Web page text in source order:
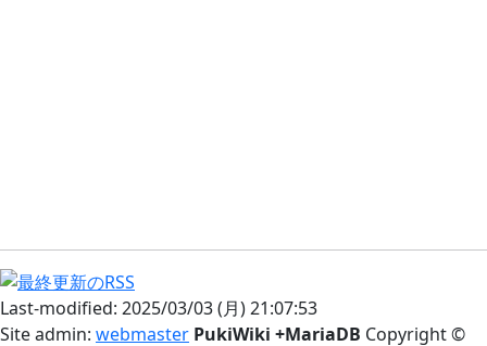
Last-modified: 2025/03/03 (月) 21:07:53
Site admin: webmaster PukiWiki +MariaDB Copyright ©